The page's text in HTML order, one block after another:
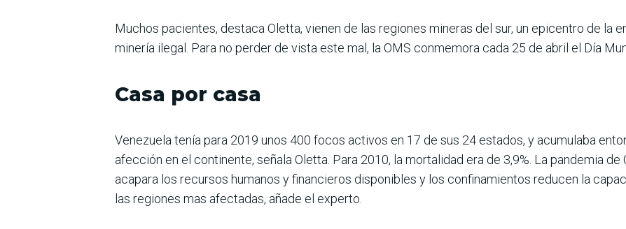
Muchos pacientes, destaca Oletta, vienen de las regiones mineras del sur, un epicentro de la
minería ilegal. Para no perder de vista este mal, la OMS conmemora cada 25 de abril el Día
Casa por casa
Venezuela tenía para 2019 unos 400 focos activos en 17 de sus 24 estados, y acumulaba
afección en el continente, señala Oletta. Para 2010, la mortalidad era de 3,9%. La pandemia
acapara los recursos humanos y financieros disponibles y los confinamientos reducen la
las regiones mas afectadas, añade el experto.